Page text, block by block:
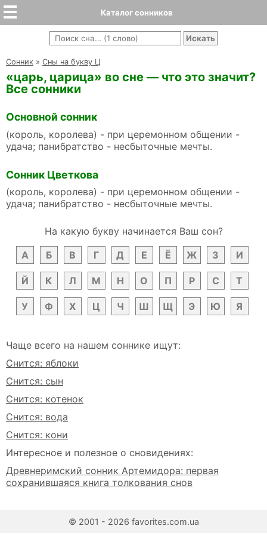
Каталог сонников
Cонник » Сны на букву Ц
«царь, царица» во сне — что это значит?
Все сонники
Основной сонник
(король, королева) - при церемонном общении -
удача; панибратство - несбыточные мечты.
Сонник Цветкова
(король, королева) - при церемонном общении -
удача; панибратство - несбыточные мечты.
На какую букву начинается Ваш сон?
А
Б В Г Д Е Ё Ж З И
Й К Л М Н О П Р С Т
У Ф Х Ц Ч Ш Щ Э Ю Я
Чаще всего на нашем соннике ищут:
Снится: яблоки
Снится: сын
Снится: котенок
Снится: вода
Снится: кони
Интересное и полезное о сновидениях:
Древнеримский сонник Артемидора: первая
сохранившаяся книга толкования снов
© 2001 - 2026 favorites.com.ua